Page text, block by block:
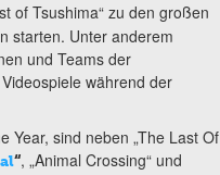
of Tsushima“ zu den großen
starten. Unter anderem
und Teams der
während der
Year, sind neben „The Last Of
“, „Animal Crossing“ und